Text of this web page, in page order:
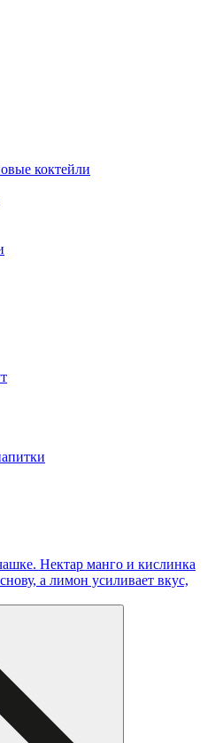
коктейли
Нектар манго и кислинка
а лимон усиливает вкус,